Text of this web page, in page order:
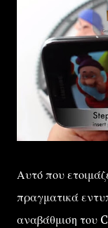
Αυτό που
πραγματικά
αναβάθμιση του